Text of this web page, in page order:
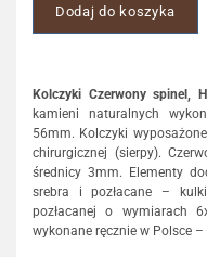
Dodaj do koszyka
Kolczyki Czerwony spinel,
kamieni naturalnych
56mm. Kolczyki
chirurgicznej (sierpy).
średnicy 3mm. Elementy
srebra i pozłacane –
pozłacanej o wymiarach
wykonane ręcznie w Polsce